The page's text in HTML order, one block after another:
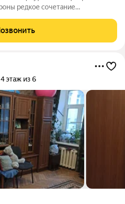
самых престижных районов
на четвёртом
4 этаж из 6